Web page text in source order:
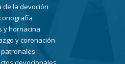
de la devoción
y hornacina
y coronación
patronales